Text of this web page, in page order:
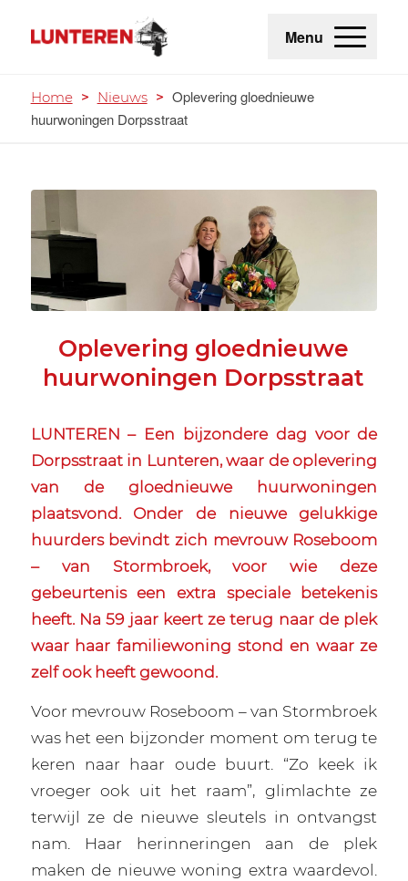
Menu
Home > Nieuws > Oplevering gloednieuwe
huurwoningen Dorpsstraat
Oplevering gloednieuwe
huurwoningen Dorpsstraat
LUNTEREN – Een bijzondere dag voor de
Dorpsstraat in Lunteren, waar de oplevering
van de gloednieuwe huurwoningen
plaatsvond. Onder de nieuwe gelukkige
huurders bevindt zich mevrouw Roseboom
– van Stormbroek, voor wie deze
gebeurtenis een extra speciale betekenis
heeft. Na 59 jaar keert ze terug naar de plek
waar haar familiewoning stond en waar ze
zelf ook heeft gewoond.
Voor mevrouw Roseboom – van Stormbroek
was het een bijzonder moment om terug te
keren naar haar oude buurt. “Zo keek ik
vroeger ook uit het raam”, glimlachte ze
terwijl ze de nieuwe sleutels in ontvangst
nam. Haar herinneringen aan de plek
maken de nieuwe woning extra waardevol.